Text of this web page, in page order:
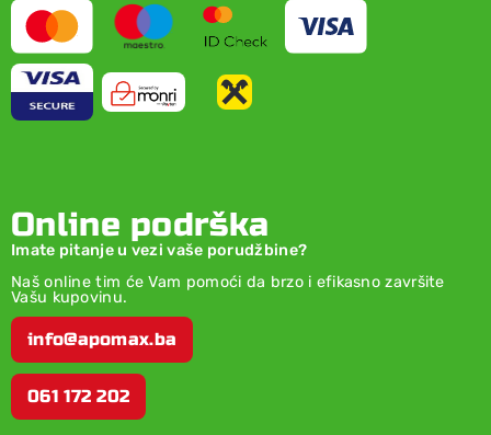
Online podrška
Imate pitanje u vezi vaše porudžbine?
Naš online tim će Vam pomoći da brzo i efikasno završite
Vašu kupovinu.
info@apomax.ba
061 172 202